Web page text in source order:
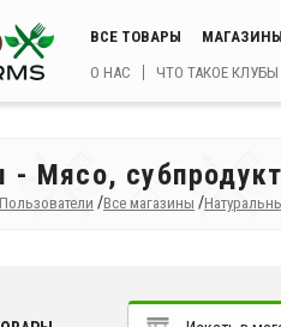
ВСЕ ТОВАРЫ
О НАС
ЧТО ТАКОЕ
- Мясо,
Пользователи /Все магазины /